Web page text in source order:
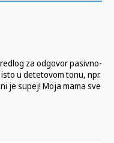
za odgovor pasivno-
u detetovom tonu, npr.
je supej! Moja mama sve